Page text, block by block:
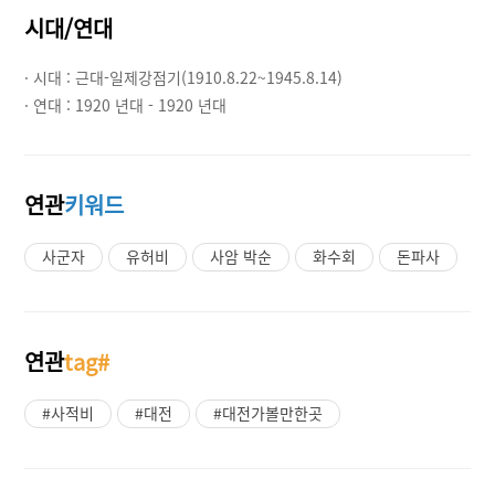
시대/연대
· 시대 :근대-일제강점기(1910.8.22~1945.8.14)
· 연대 : 1920 년대 - 1920 년대
연관키워드
사군자 유허비 사암 박순 화수회 돈파사
연관tag#
#사적비 #대전 #대전가볼만한곳